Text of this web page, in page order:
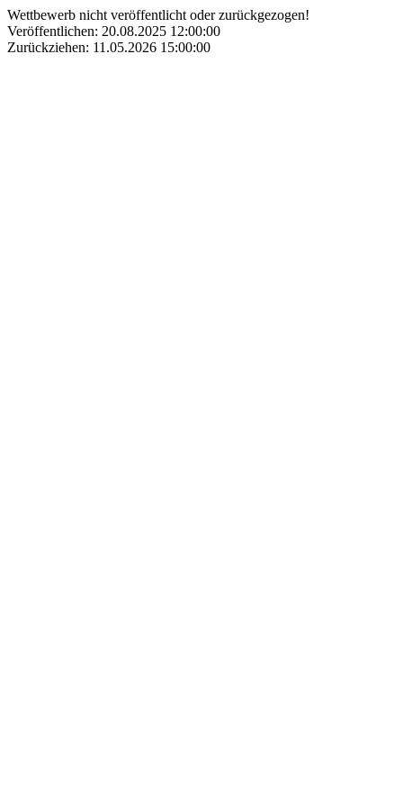
Wettbewerb nicht veröffentlicht oder zurückgezogen!
Veröffentlichen: 20.08.2025 12:00:00
Zurückziehen: 11.05.2026 15:00:00